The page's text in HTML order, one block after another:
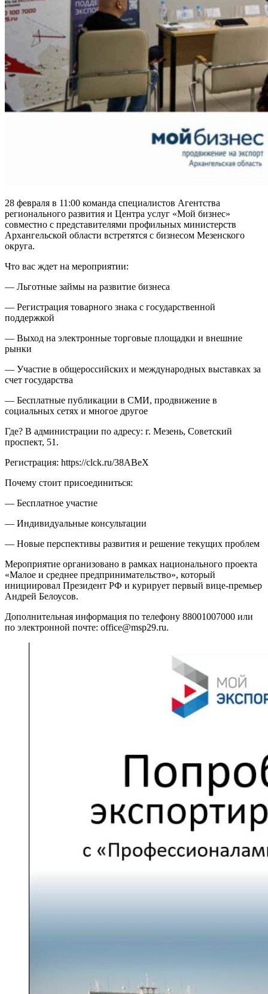
28 февраля в 11:00 команда специалистов Агентства
регионального развития и Центра услуг «Мой бизнес»
совместно с представителями профильных министерств
Архангельской области встретятся с бизнесом Мезенского
округа.
Что вас ждет на мероприятии:
— Льготные займы на развитие бизнеса
— Регистрация товарного знака с государственной
поддержкой
— Выход на электронные торговые площадки и внешние
рынки
— Участие в общероссийских и международных выставках за
счет государства
— Бесплатные публикации в СМИ, продвижение в
социальных сетях и многое другое
Где? В администрации по адресу: г. Мезень, Советский
проспект, 51.
Регистрация: https://clck.ru/38ABeX
Почему стоит присоединиться:
— Бесплатное участие
— Индивидуальные консультации
— Новые перспективы развития и решение текущих проблем
Мероприятие организовано в рамках национального проекта
«Малое и среднее предпринимательство», который
инициировал Президент РФ и курирует первый вице-премьер
Андрей Белоусов.
Дополнительная информация по телефону 88001007000 или
по электронной почте: office@msp29.ru.